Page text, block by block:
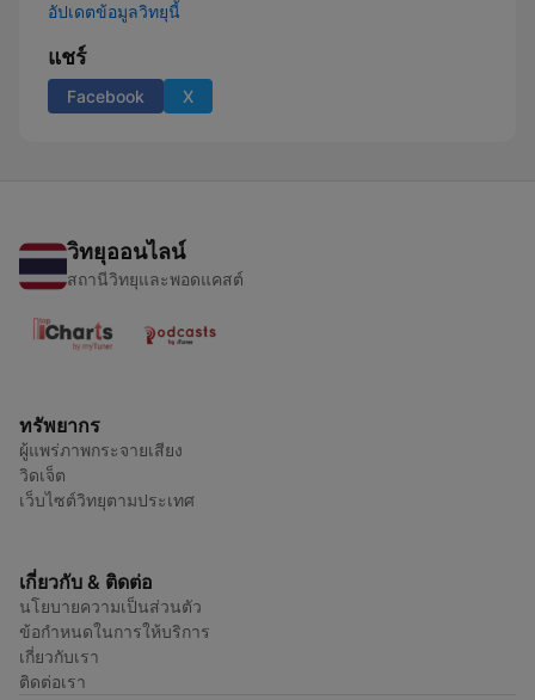
อัปเดตข้อมูลวิทยุนี้
แชร์
Facebook X
วิทยุออนไลน์
สถานีวิทยุและพอดแคสต์
ทรัพยากร
ผู้แพร่ภาพกระจายเสียง
วิดเจ็ต
เว็บไซต์วิทยุตามประเทศ
เกี่ยวกับ & ติดต่อ
นโยบายความเป็นส่วนตัว
ข้อกำหนดในการให้บริการ
เกี่ยวกับเรา
ติดต่อเรา